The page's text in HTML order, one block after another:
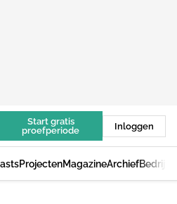
Start gratis
proefperiode
Inloggen
ProjectenMagazineArchief